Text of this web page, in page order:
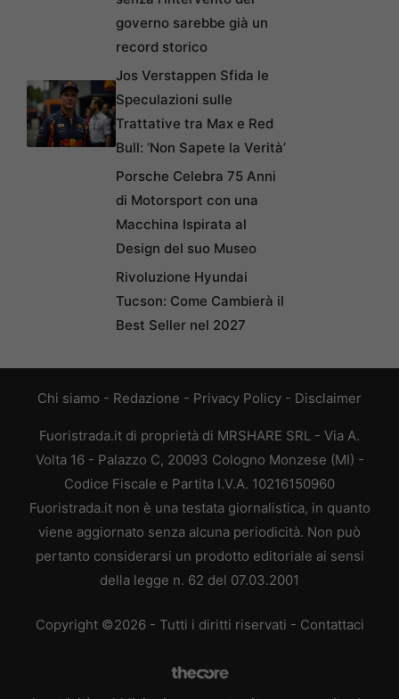
governo sarebbe già un
record storico
Jos Verstappen Sfida le
Speculazioni sulle
Trattative tra Max e Red
Bull: ‘Non Sapete la Verità’
Porsche Celebra 75 Anni
di Motorsport con una
Macchina Ispirata al
Design del suo Museo
Rivoluzione Hyundai
Tucson: Come Cambierà il
Best Seller nel 2027
Chi siamo - Redazione - Privacy Policy - Disclaimer
Fuoristrada.it di proprietà di MRSHARE SRL - Via A.
Volta 16 - Palazzo C, 20093 Cologno Monzese (MI) -
Codice Fiscale e Partita I.V.A. 10216150960
Fuoristrada.it non è una testata giornalistica, in quanto
viene aggiornato senza alcuna periodicità. Non può
pertanto considerarsi un prodotto editoriale ai sensi
della legge n. 62 del 07.03.2001
Copyright ©2026 - Tutti i diritti riservati - Contattaci